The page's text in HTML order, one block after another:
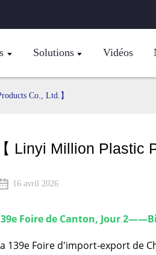
Solutions Vidéos
Co., Ltd.】
【 Linyi Million Plastic
16 avril 2026
Foire de Canton, Jour 2——
139e Foire d'import-export de